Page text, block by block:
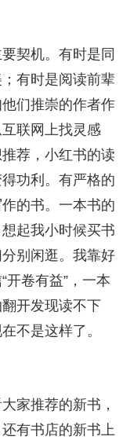
契机。有时是同
有时是阅读前辈
们推崇的作者作
联网上找灵感
荐，小红书的读
功利。有严格的
的书。一本书的
起我小时候买书
别闲逛。我靠好
开卷有益”，一本
开发现读不下
不是这样了。
家推荐的新书，
有书店的新书上